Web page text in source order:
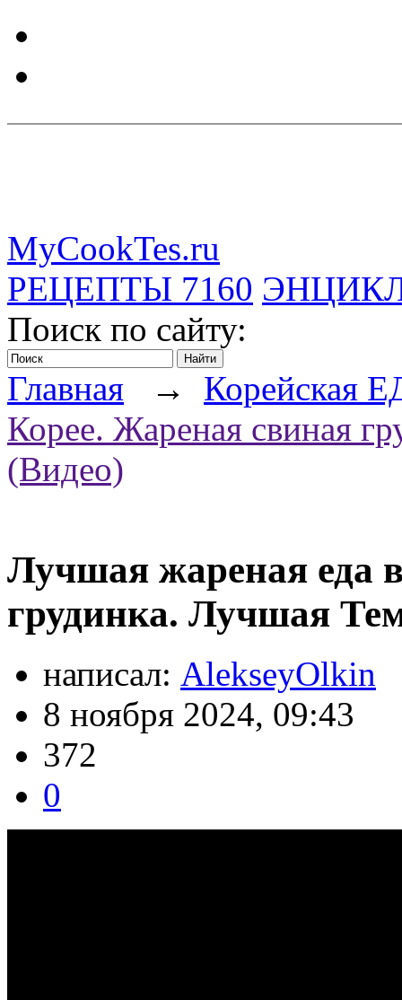
MyCookTes.ru
РЕЦЕПТЫ 7160
Поиск по сайту:
Главная → Корейская
Корее. Жареная свиная
(Видео)
Лучшая жареная еда
грудинка. Лучшая
написал: AlekseyOlkin
8 ноября 2024, 09:43
372
0